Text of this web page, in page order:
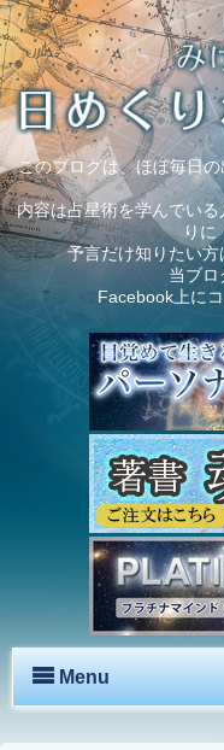
このブログは、ほぼ毎日
内容は占星術を学んでい
りに
予言だけ知りたい
当ブロ
Facebook上に
Menu